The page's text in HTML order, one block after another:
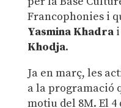
Francophonies i
Yasmina Khadrai
Khodja.
Ja en març, les
a la programació
motiu del 8M. El 4